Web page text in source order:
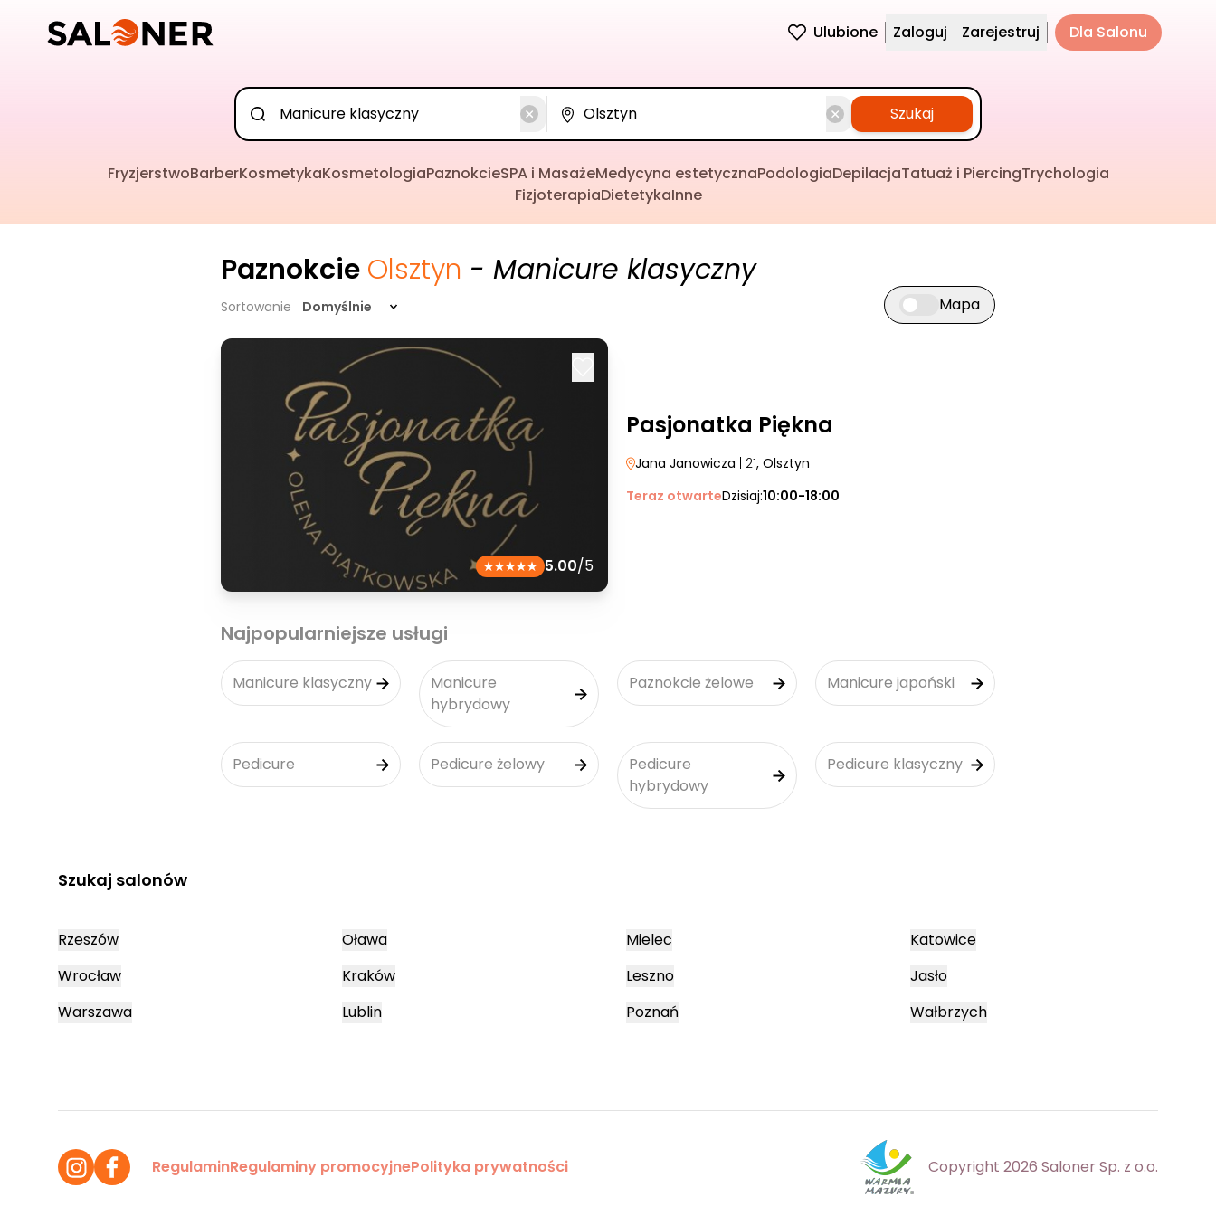
Ulubione Zaloguj Zarejestruj Dla Salonu
Szukaj
FryzjerstwoBarberKosmetykaKosmetologiaPaznokcieSPA i MasażeMedycyna estetycznaPodologiaDepilacjaTatuaż i PiercingTrychologia
FizjoterapiaDietetykaInne
Paznokcie Olsztyn - Manicure klasyczny
Sortowanie Domyślnie Przełącz widok mapy
Mapa
5.00/5
Pasjonatka Piękna
Jana Janowicza | 21, Olsztyn
Teraz otwarteDzisiaj:10:00-18:00
Najpopularniejsze usługi
Manicure klasyczny
Manicure
hybrydowy
Paznokcie żelowe Manicure japoński
Pedicure Pedicure żelowy
Pedicure
hybrydowy
Pedicure klasyczny
Szukaj salonów
Rzeszów
Wrocław
Warszawa
Oława
Kraków
Lublin
Mielec
Leszno
Poznań
Katowice
Jasło
Wałbrzych
RegulaminRegulaminy promocyjnePolityka prywatności Copyright 2026 Saloner Sp. z o.o.